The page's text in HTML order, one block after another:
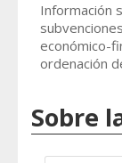
Información
económico-
ordenación
Sobre